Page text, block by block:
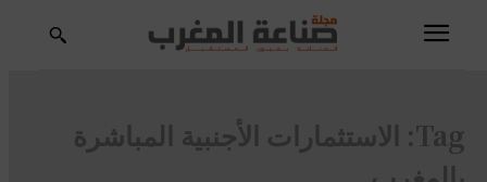
Tag: الاستثمارات الأجنبية المباشرة